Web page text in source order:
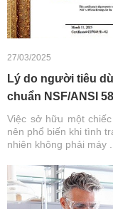
27/03/2025
Lý do người tiêu
chuẩn NSF/ANSI
Việc sở hữu một
nên phổ biến khi tình
nhiên không phải máy